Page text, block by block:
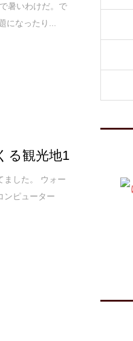
暑いわけだ。で
になったり...
る観光地1
ました。 ウォー
ンピューター